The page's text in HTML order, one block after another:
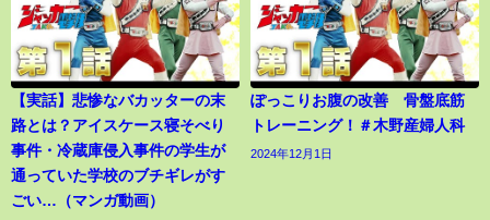
【実話】悲惨なバカッターの末
路とは？アイスケース寝そべり
事件・冷蔵庫侵入事件の学生が
通っていた学校のブチギレがす
ごい…（マンガ動画）
ぽっこりお腹の改善 骨盤底筋
トレーニング！＃木野産婦人科
2024年12月1日